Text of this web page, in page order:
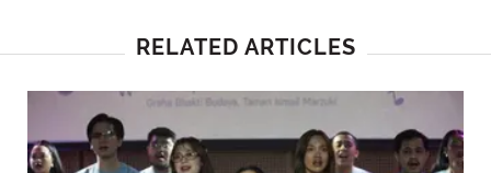
RELATED ARTICLES